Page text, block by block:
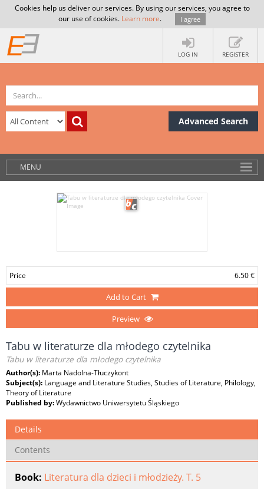
Cookies help us deliver our services. By using our services, you agree to
our use of cookies. Learn more. I agree
LOG IN REGISTER
Advanced Search
MENU
Price 6.50 €
Add to Cart
Preview
Tabu w literaturze dla młodego czytelnika
Tabu w literaturze dla młodego czytelnika
Author(s): Marta Nadolna-Tłuczykont
Subject(s): Language and Literature Studies, Studies of Literature, Philology,
Theory of Literature
Published by:Wydawnictwo Uniwersytetu Śląskiego
Details
Contents
Book: Literatura dla dzieci i młodzieży. T. 5